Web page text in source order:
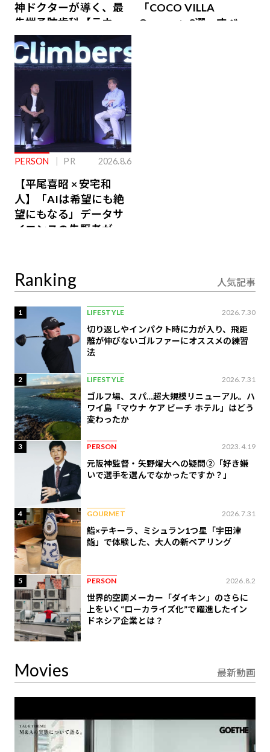
神ドクターが導く、最
先端予防歯科【ラウン
ジ会員特典あり】
「COCO VILLA
Owners」3選。すべて
PERSON PR 2026.8.6
【平尾喜昭 × 安宅和
人】「AIは希望にも絶
望にもなる」データサ
イエンスの先駆者が語
Ranking 人気記事
1 LIFESTYLE 2026.7.30
切り返しやインパクト時に力が入り、飛距
離が伸びないゴルファーにオススメの練習
法
2 LIFESTYLE 2026.7.31
ゴルフ場、スパ…超大規模リニューアル。ハ
ワイ島「マウナ ケア ビーチ ホテル」はどう
変わったか
3 PERSON 2023.4.19
元阪神監督・矢野燿大への疑問②「好き嫌
いで選手を選んでなかったですか？」
4 GOURMET 2026.7.31
鮨×テキーラ、ミシュラン1つ星「宇田津
鮨」で体験した、大人の新ペアリング
5 PERSON 2026.8.2
世界的空調メーカー「ダイキン」のさらに
上をいく“ローカライズ化”で躍進したイン
ドネシア企業とは？
Movies 最新動画